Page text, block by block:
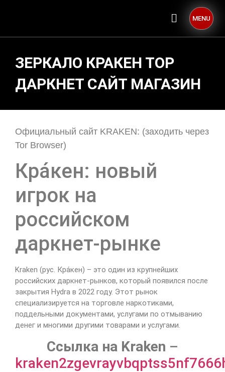
MENU
ЗЕРКАЛО КРАКЕН ТОР
ДАРКНЕТ САЙТ МАГАЗИН
Официальный сайт KRAKEN: (заходить через
Tor Browser)
Кра́кен: новый
игрок на
российском
даркнет-рынке
Kraken (рус. Кра́кен) – это один из крупнейших
российских даркнет-рынков, который появился после
закрытия Hydra в 2022 году. Этот рынок
специализируется на торговле наркотиками,
поддельными документами, услугами по отмыванию
денег и многими другими товарами и услугами.
Cсылка на Kraken –